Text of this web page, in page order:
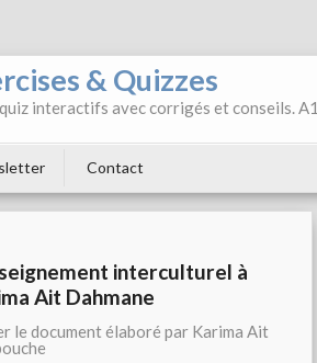
& Quizzes
interactifs avec corrigés et conseils. A1
Contact
interculturel à
Ait Dahmane
le document élaboré par Karima Ait